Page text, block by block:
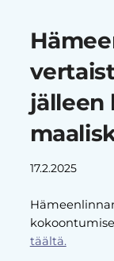
jälleen
17.2.2025
täältä.